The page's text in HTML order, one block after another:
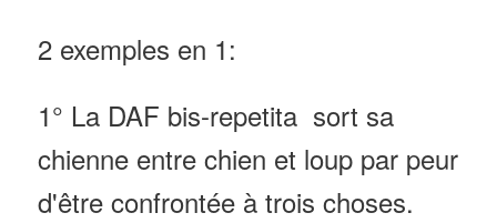
2 exemples en 1:
1° La DAF bis-repetita sort sa
chienne entre chien et loup par peur
d'être confrontée à trois choses.